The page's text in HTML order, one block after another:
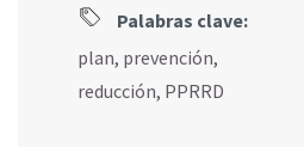
Palabras clave:
plan, prevención,
reducción, PPRRD